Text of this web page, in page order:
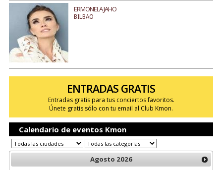
ERMONELA JAHO
BILBAO
ENTRADAS GRATIS
Entradas gratis para tus conciertos favoritos.
Únete gratis sólo con tu email al Club Kmon.
Calendario de eventos Kmon
Agosto 2026